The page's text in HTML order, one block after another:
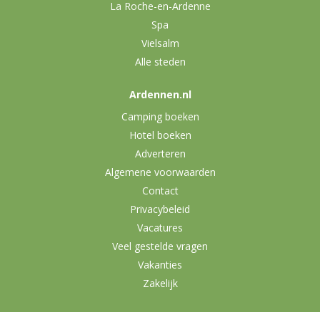
La Roche-en-Ardenne
Spa
Vielsalm
Alle steden
Ardennen.nl
Camping boeken
Hotel boeken
Adverteren
Algemene voorwaarden
Contact
Privacybeleid
Vacatures
Veel gestelde vragen
Vakanties
Zakelijk